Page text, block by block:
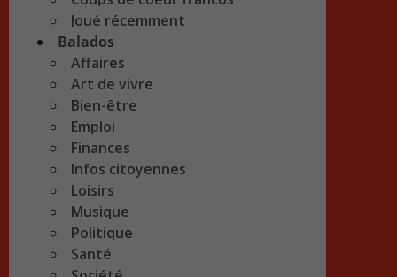
Joué récemment
Balados
Affaires
Art de vivre
Bien-être
Emploi
Finances
Infos citoyennes
Loisirs
Musique
Politique
Santé